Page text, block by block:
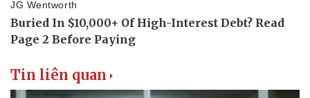
Tin liên quan